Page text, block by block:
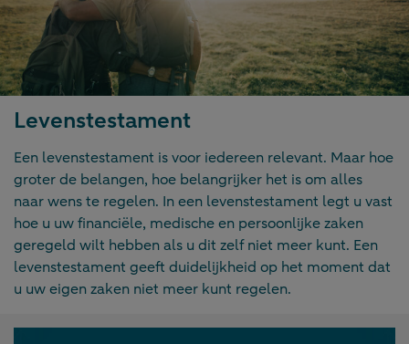
Levenstestament
Een levenstestament is voor iedereen relevant. Maar hoe
groter de belangen, hoe belangrijker het is om alles
naar wens te regelen. In een levenstestament legt u vast
hoe u uw financiële, medische en persoonlijke zaken
geregeld wilt hebben als u dit zelf niet meer kunt. Een
levenstestament geeft duidelijkheid op het moment dat
u uw eigen zaken niet meer kunt regelen.